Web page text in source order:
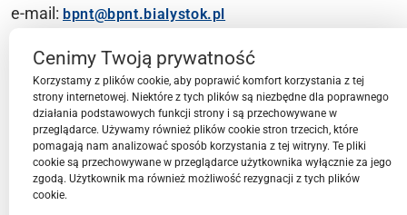
e-mail: bpnt@bpnt.bialystok.pl
Contact
BPN-T Area
BPN-T Offer
Cenimy Twoją prywatność
Korzystamy z plików cookie, aby poprawić komfort korzystania z tej
strony internetowej. Niektóre z tych plików są niezbędne dla poprawnego
działania podstawowych funkcji strony i są przechowywane w
przeglądarce. Używamy również plików cookie stron trzecich, które
pomagają nam analizować sposób korzystania z tej witryny. Te pliki
cookie są przechowywane w przeglądarce użytkownika wyłącznie za jego
zgodą. Użytkownik ma również możliwość rezygnacji z tych plików
cookie.